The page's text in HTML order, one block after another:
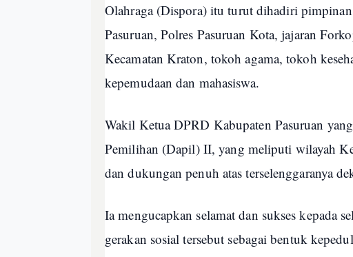
Olahraga (Dispora) itu turut dihadiri
Pasuruan, Polres Pasuruan Kota, jajaran
Kecamatan Kraton, tokoh agama, tokoh
kepemudaan dan mahasiswa.
Wakil Ketua DPRD Kabupaten Pasuruan
Pemilihan (Dapil) II, yang meliputi wilayah
dan dukungan penuh atas terselenggaranya
Ia mengucapkan selamat dan sukses kepada
gerakan sosial tersebut sebagai bentuk